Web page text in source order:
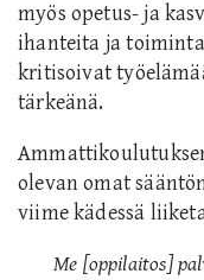
myös opetus- ja
ihanteita ja
kritisoivat
tärkeänä.
olevan omat
viime kädessä
Me [oppilaitos]